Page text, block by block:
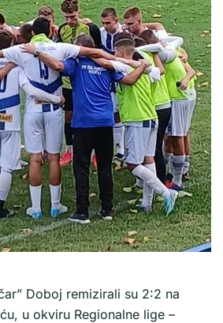
Doboj remizirali su 2:2 na
u okviru Regionalne lige –